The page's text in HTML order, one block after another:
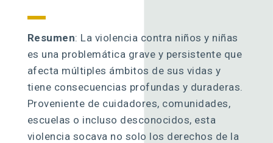
Resumen: La violencia contra niños y niñas
es una problemática grave y persistente que
afecta múltiples ámbitos de sus vidas y
tiene consecuencias profundas y duraderas.
Proveniente de cuidadores, comunidades,
escuelas o incluso desconocidos, esta
violencia socava no solo los derechos de la